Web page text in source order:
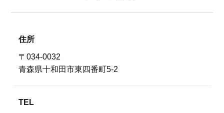
住所
〒034-0032
青森県十和田市東四番町5-2
TEL